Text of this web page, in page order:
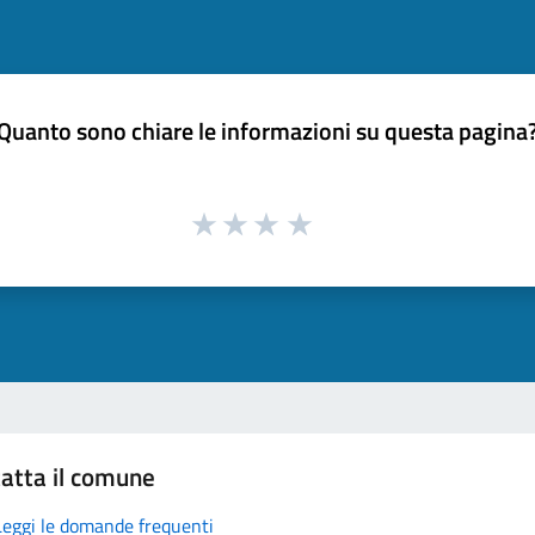
sono chiare le informazioni su questa
il comune
le domande frequenti